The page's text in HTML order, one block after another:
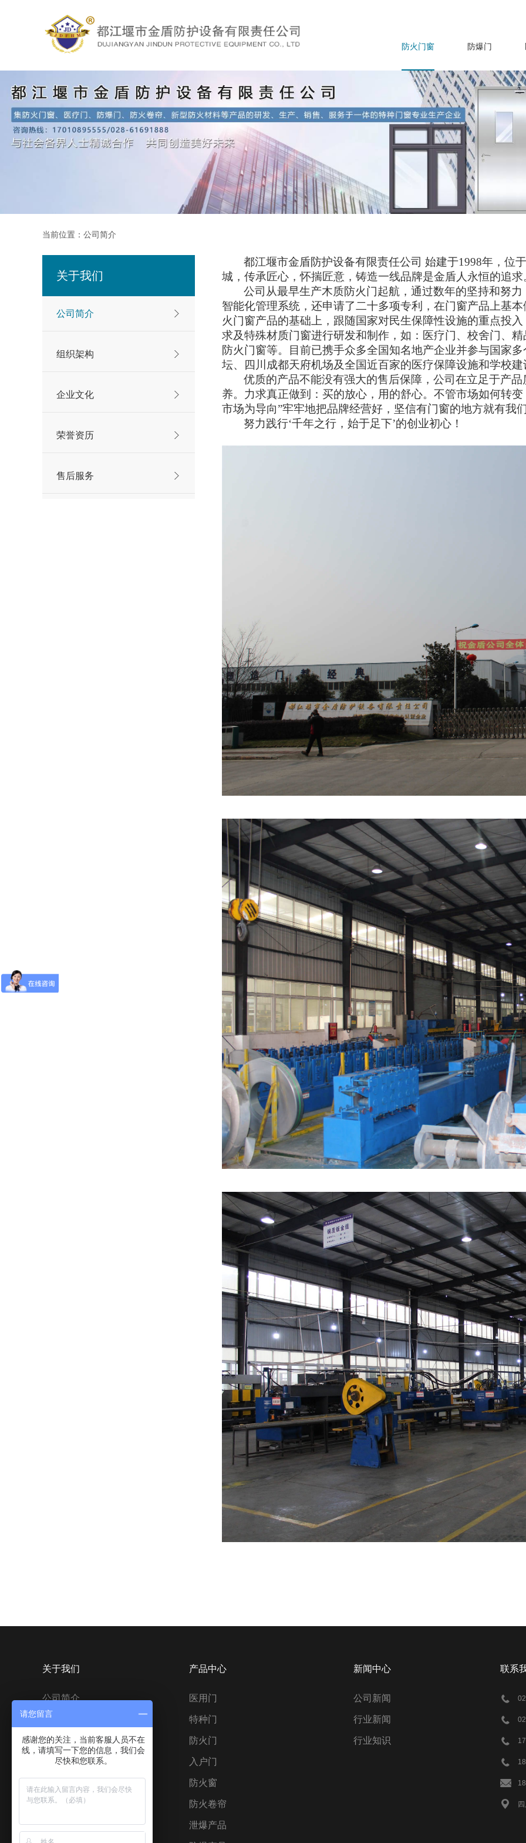
防火门窗 防爆门
当前位置： 公司简介
关于我们
公司简介
组织架构
企业文化
荣誉资历
售后服务
都江堰市金盾防护设备有限责任公司 始建于1998年，位
城，传承匠心，怀揣匠意，铸造一线品牌是金盾人永恒的追求
公司从最早生产木质防火门起航，通过数年的坚持和努
智能化管理系统，还申请了二十多项专利，在门窗产品上基
火门窗产品的基础上，跟随国家对民生保障性设施的重点投
求及特殊材质门窗进行研发和制作，如：医疗门、校舍门、
防火门窗等。目前已携手众多全国知名地产企业并参与国家
坛、四川成都天府机场及全国近百家的医疗保障设施和学校建
优质的产品不能没有强大的售后保障，公司在立足于产
养。力求真正做到：买的放心，用的舒心。不管市场如何转
市场为导向”牢牢地把品牌经营好，坚信有门窗的地方就有我们
努力践行‘千年之行，始于足下’的创业初心！
关于我们
公司简介
组织架构
企业文化
荣誉资历
产品中心
医用门
特种门
防火门
入户门
防火窗
防火卷帘
泄爆产品
新闻中心
公司新闻
行业新闻
行业知识
联系
请您留言
感谢您的关注，当前客服人员不在
线，请填写一下您的信息，我们会
尽快和您联系。